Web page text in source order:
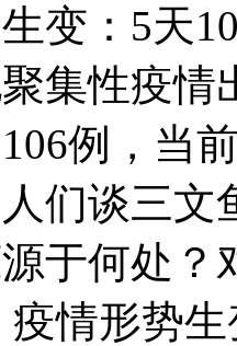
变：5天
集性疫
例，当
们谈三文
于何处？
情形势